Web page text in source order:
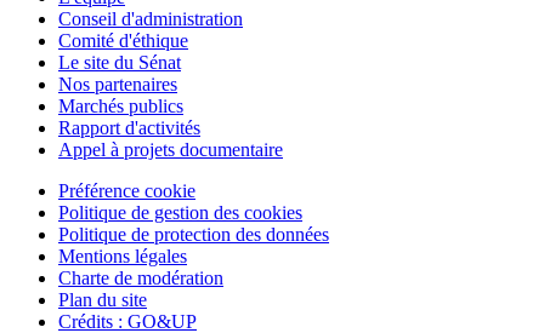
Conseil d'administration
Comité d'éthique
Le site du Sénat
Nos partenaires
Marchés publics
Rapport d'activités
Appel à projets documentaire
Préférence cookie
Politique de gestion des cookies
Politique de protection des données
Mentions légales
Charte de modération
Plan du site
Crédits : GO&UP